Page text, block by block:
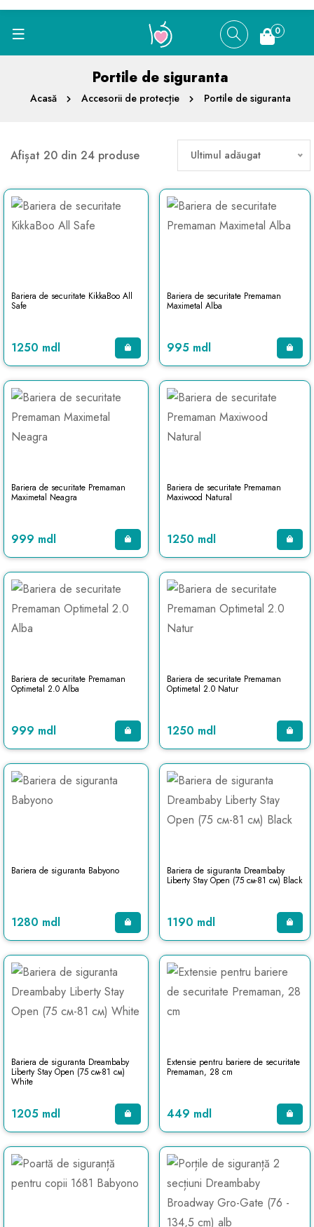
0
Portile de siguranta
Acasă Accesorii de protecție Portile de siguranta
Afișat 20 din 24 produse Ultimul adăugat
Bariera de securitate KikkaBoo All
Safe
1250 mdl
Bariera de securitate Premaman
Maximetal Alba
995 mdl
Bariera de securitate Premaman
Maximetal Neagra
999 mdl
Bariera de securitate Premaman
Maxiwood Natural
1250 mdl
Bariera de securitate Premaman
Optimetal 2.0 Alba
999 mdl
Bariera de securitate Premaman
Optimetal 2.0 Natur
1250 mdl
Bariera de siguranta Babyono
1280 mdl
Bariera de siguranta Dreambaby
Liberty Stay Open (75 см-81 см) Black
1190 mdl
Bariera de siguranta Dreambaby
Liberty Stay Open (75 см-81 см)
White
1205 mdl
Extensie pentru bariere de securitate
Premaman, 28 cm
449 mdl